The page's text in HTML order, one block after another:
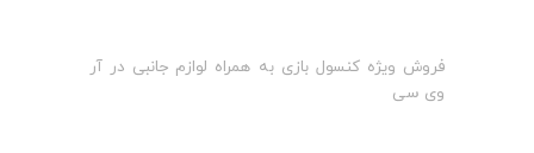
فروش ویژه کنسول بازی به همراه لوازم جانبی در آر
وی سی